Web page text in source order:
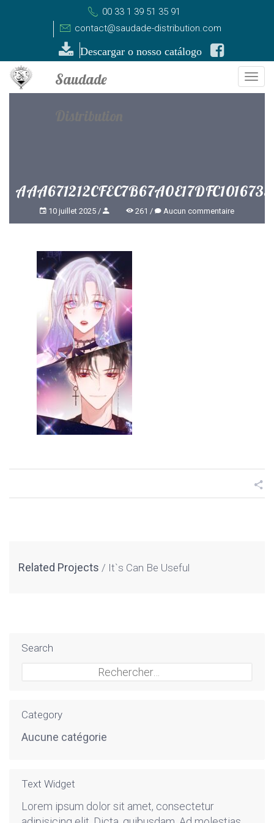
00 33 1 39 51 35 91
contact@saudade-distribution.com
Descargar o nosso catálogo
AAA671212CFEC7B67A0E17DFC1016735
10 juillet 2025 261 Aucun commentaire
Related Projects It`s Can Be Useful
Search
Category
Aucune catégorie
Text Widget
Lorem ipsum dolor sit amet, consectetur